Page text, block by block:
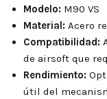
Modelo: M90 VS
Material: Acero
Compatibilidad:
de airsoft que
Rendimiento:
útil del